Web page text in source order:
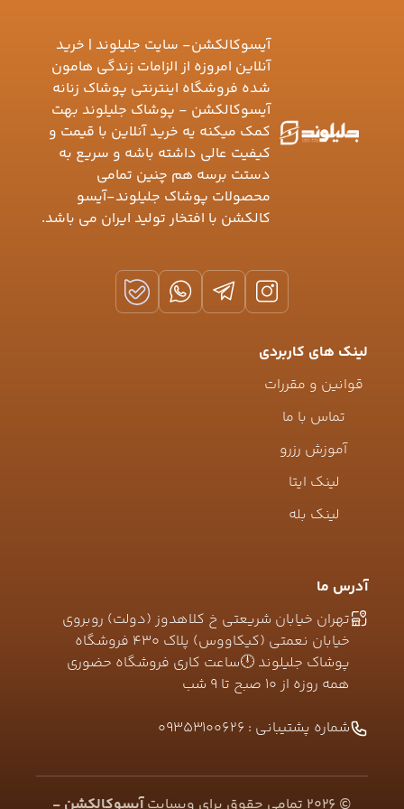
آیسوکالکشن- سایت جلیلوند | خرید
آنلاین امروزه از الزامات زندگی هامون
شده فروشگاه اینترنتی پوشاک زنانه
آیسوکالکشن - پوشاک جلیلوند بهت
کمک میکنه یه خرید آنلاین با قیمت و
کیفیت عالی داشته باشه و سریع به
دستت برسه هم چنین تمامی
محصولات پوشاک جلیلوند-آیسو
کالکشن با افتخار تولید ایران می باشد.
لینک های کاربردی
قوانین و مقررات
تماس با ما
آموزش رزرو
لینک ایتا
لینک بله
آدرس ما
تهران خیابان شریعتی خ کلاهدوز (دولت) روبروی
خیابان نعمتی (کیکاووس) پلاک ۴۳۰ فروشگاه
پوشاک جلیلوند 🕛ساعت کاری فروشگاه حضوری
همه روزه از ۱۰ صبح تا ۹ شب
شماره پشتیبانی : 09353100626